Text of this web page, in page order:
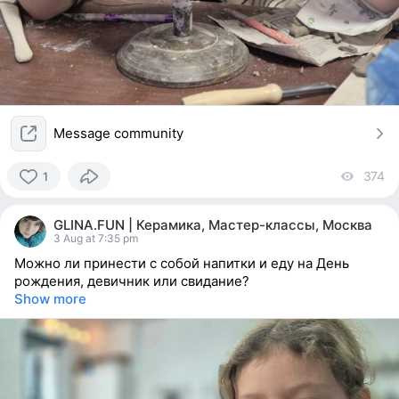
Message community
1
person
reacted
374
GLINA.FUN | Керамика, Мастер-классы, Москва
3 Aug at 7:35 pm
Можно ли принести с собой напитки и еду на День
рождения, девичник или свидание?
Show more